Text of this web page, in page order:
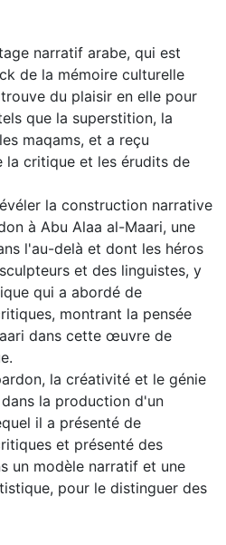
narratif arabe, qui est
de la mémoire culturelle
du plaisir en elle pour
que la superstition, la
maqams, et a reçu
la critique et les érudits de
la construction narrative
à Abu Alaa al-Maari, une
l'au-delà et dont les héros
et des linguistes, y
qui a abordé de
montrant la pensée
dans cette œuvre de
la créativité et le génie
la production d'un
il a présenté de
et présenté des
un modèle narratif et une
pour le distinguer des